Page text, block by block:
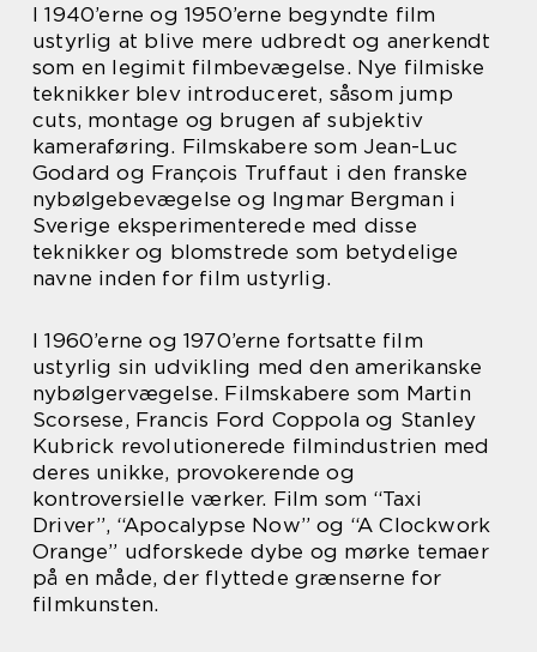
I 1940’erne og 1950’erne begyndte film
ustyrlig at blive mere udbredt og anerkendt
som en legimit filmbevægelse. Nye filmiske
teknikker blev introduceret, såsom jump
cuts, montage og brugen af subjektiv
kameraføring. Filmskabere som Jean-Luc
Godard og François Truffaut i den franske
nybølgebevægelse og Ingmar Bergman i
Sverige eksperimenterede med disse
teknikker og blomstrede som betydelige
navne inden for film ustyrlig.
I 1960’erne og 1970’erne fortsatte film
ustyrlig sin udvikling med den amerikanske
nybølgervægelse. Filmskabere som Martin
Scorsese, Francis Ford Coppola og Stanley
Kubrick revolutionerede filmindustrien med
deres unikke, provokerende og
kontroversielle værker. Film som “Taxi
Driver”, “Apocalypse Now” og “A Clockwork
Orange” udforskede dybe og mørke temaer
på en måde, der flyttede grænserne for
filmkunsten.